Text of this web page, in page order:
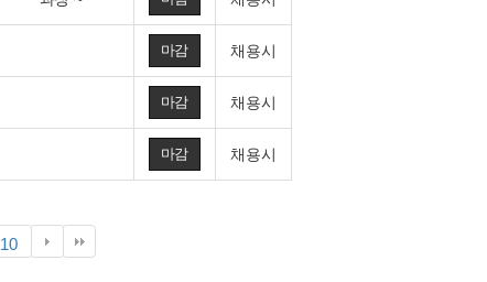
마감 채용시
마감 채용시
마감 채용시
린
이
10페